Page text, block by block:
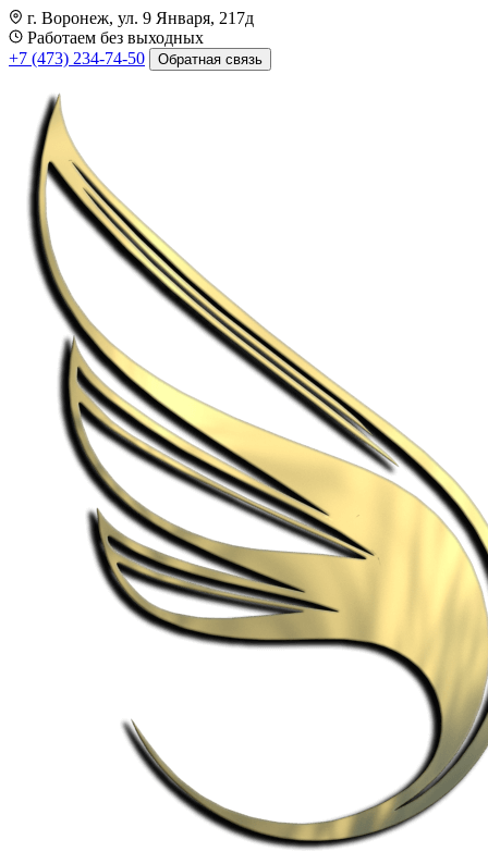
г. Воронеж, ул. 9 Января, 217д
Работаем без выходных
+7 (473) 234-74-50
Обратная связь